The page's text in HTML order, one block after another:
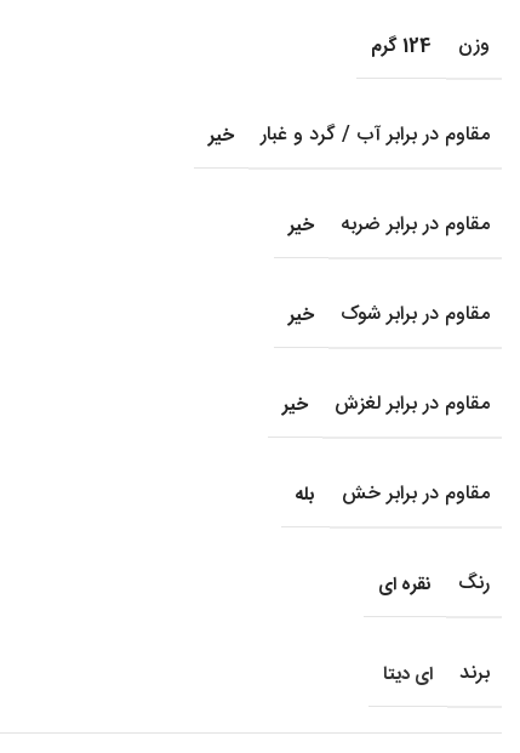
وزن 124 گرم
مقاوم در برابر آب / گرد و غبار خیر
مقاوم در برابر ضربه خیر
مقاوم در برابر شوک خیر
مقاوم در برابر لغزش خیر
مقاوم در برابر خش بله
رنگ نقره ای
برند ای دیتا